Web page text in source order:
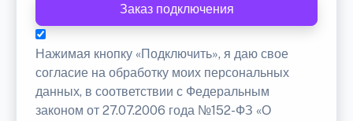
Заказ подключения
Нажимая кнопку «Подключить», я даю свое
согласие на обработку моих персональных
данных, в соответствии с Федеральным
законом от 27.07.2006 года №152-ФЗ «О